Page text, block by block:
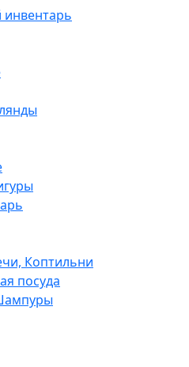
Коптильни
посуда